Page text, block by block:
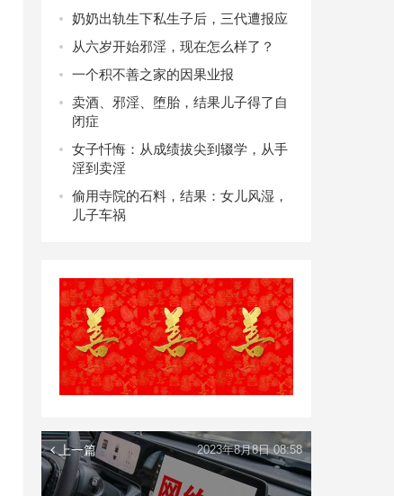
奶奶出轨生下私生子后，三代遭报应
从六岁开始邪淫，现在怎么样了？
一个积不善之家的因果业报
卖酒、邪淫、堕胎，结果儿子得了自
闭症
女子忏悔：从成绩拔尖到辍学，从手
淫到卖淫
偷用寺院的石料，结果：女儿风湿，
儿子车祸
上一篇 2023年8月8日 08:58